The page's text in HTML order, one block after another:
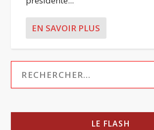
EN SAVOIR PLUS
LE FLASH